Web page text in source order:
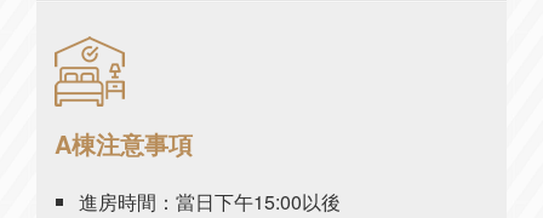
A棟注意事項
進房時間：當日下午15:00以後